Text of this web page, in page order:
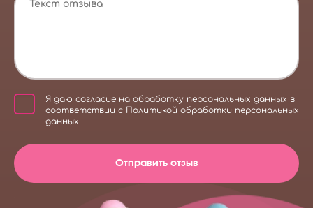
Я даю согласие на обработку персональных данных в
соответствии с Политикой обработки персональных
данных